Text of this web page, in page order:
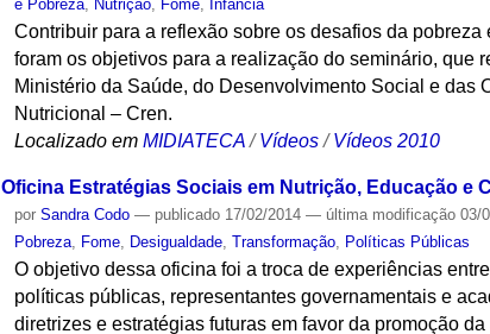
e Pobreza
Nutrição Fome Infância
Contribuir para a reflexão sobre os desafios da
foram os objetivos para a realização do seminário, que
Ministério da Saúde, do Desenvolvimento Social e das
Nutricional – Cren.
Localizado em MIDIATECA /Vídeos /Vídeos 2010
Oficina Estratégias Sociais em Nutrição, Educação e
porSandra Codo — publicado 17/02/2014— última modificação 03/
Pobreza Fome Desigualdade ,Transformação Políticas Públicas
O objetivo dessa oficina foi a troca de experiências
políticas públicas, representantes governamentais e
diretrizes e estratégias futuras em favor da promoção